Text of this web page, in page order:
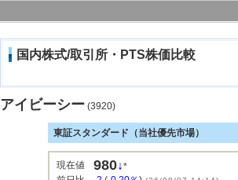
国内株式/取引所・PTS株価比較
アイビーシー (3920)
東証スタンダード（当社優先市場）
現在値 980↓*